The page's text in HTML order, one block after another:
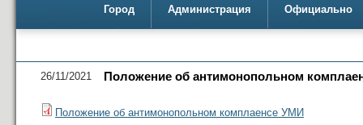
Город Администрация Официально
26/11/2021 Положение об антимонопольном
Положение об антимонопольном комплаенсе УМИ